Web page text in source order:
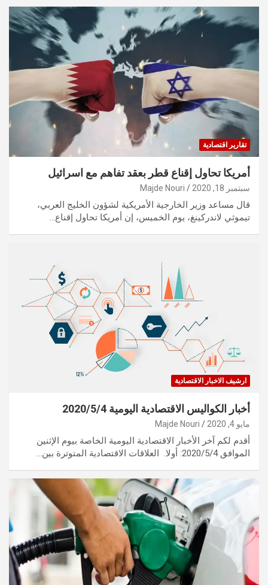
تقارير اقتصادية
أمريكا تحاول إقناع قطر بعقد تفاهم مع اسرائيل
سبتمبر 18, 2020 Majde Nouri
قال مساعد وزير الخارجية الأمريكية لشؤون الخليج العربي،
تيموثي لاندركينغ، يوم الخميس، إن أمريكا تحاول إقناع…
ارشيف الاخبار الاقتصادية
أخبار الكواليس الاقتصادية اليومية 2020/5/4
مايو 4, 2020 Majde Nouri
أقدم لكم آخر الأخبار الاقتصادية اليومية الخاصة بيوم الإثنين
الموافق 2020/5/4: أولا. العلاقات الاقتصادية المتوترة بين…